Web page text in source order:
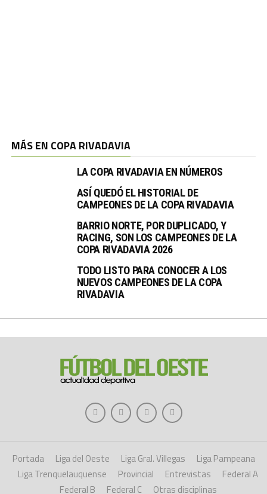
MÁS EN COPA RIVADAVIA
LA COPA RIVADAVIA EN NÚMEROS
ASÍ QUEDÓ EL HISTORIAL DE
CAMPEONES DE LA COPA RIVADAVIA
BARRIO NORTE, POR DUPLICADO, Y
RACING, SON LOS CAMPEONES DE LA
COPA RIVADAVIA 2026
TODO LISTO PARA CONOCER A LOS
NUEVOS CAMPEONES DE LA COPA
RIVADAVIA
Portada Liga del Oeste Liga Gral. Villegas
Liga Pampeana
Liga Trenquelauquense
Provincial Entrevistas
Federal A
Federal B
Federal C Otras disciplinas